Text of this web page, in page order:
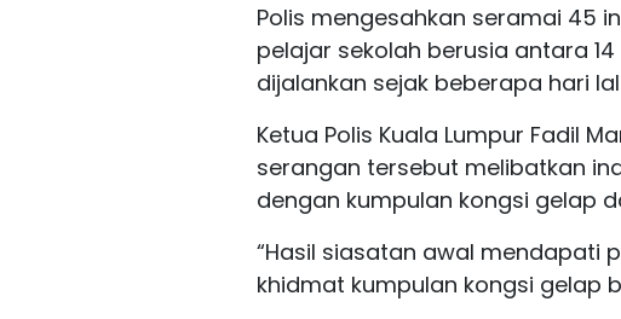
Polis mengesahkan seramai 45
pelajar sekolah berusia antara
dijalankan sejak beberapa hari
Ketua Polis Kuala Lumpur Fadil
serangan tersebut melibatkan
dengan kumpulan kongsi gelap
“Hasil siasatan awal mendapati
khidmat kumpulan kongsi gelap